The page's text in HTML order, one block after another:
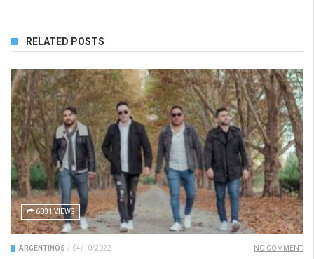
RELATED POSTS
6031 VIEWS
ARGENTINOS / 04/10/2022 NO COMMENT